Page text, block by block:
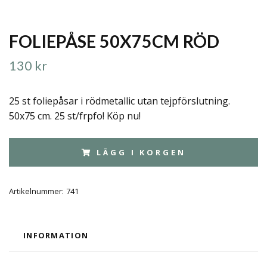
FOLIEPÅSE 50X75CM RÖD
130 kr
25 st foliepåsar i rödmetallic utan tejpförslutning.
50x75 cm. 25 st/frpfo! Köp nu!
LÄGG I KORGEN
Artikelnummer: 741
INFORMATION